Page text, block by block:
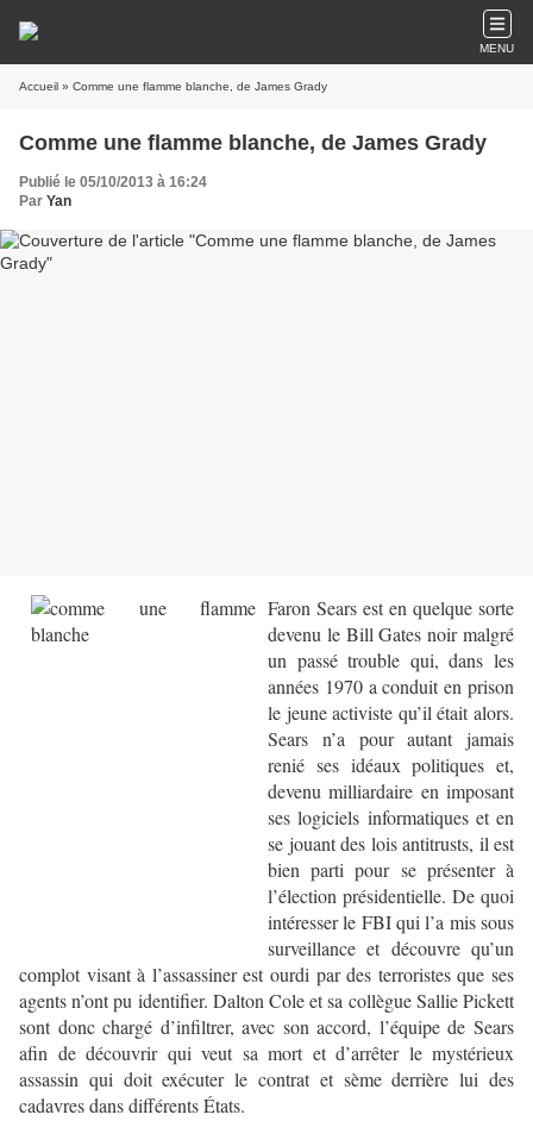
MENU
Accueil » Comme une flamme blanche, de James Grady
Comme une flamme blanche, de James Grady
Publié le 05/10/2013 à 16:24
Par Yan
Faron Sears est en quelque sorte
devenu le Bill Gates noir malgré
un passé trouble qui, dans les
années 1970 a conduit en prison
le jeune activiste qu’il était alors.
Sears n’a pour autant jamais
renié ses idéaux politiques et,
devenu milliardaire en imposant
ses logiciels informatiques et en
se jouant des lois antitrusts, il est
bien parti pour se présenter à
l’élection présidentielle. De quoi
intéresser le FBI qui l’a mis sous
surveillance et découvre qu’un
complot visant à l’assassiner est ourdi par des terroristes que ses
agents n’ont pu identifier. Dalton Cole et sa collègue Sallie Pickett
sont donc chargé d’infiltrer, avec son accord, l’équipe de Sears
afin de découvrir qui veut sa mort et d’arrêter le mystérieux
assassin qui doit exécuter le contrat et sème derrière lui des
cadavres dans différents États.